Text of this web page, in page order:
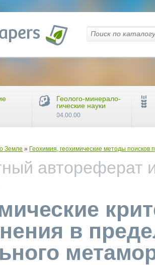
Земле » Геохимия, геохимические методы поисков
автореферат
в
Геолого-минерало-
гические науки
04.00.00